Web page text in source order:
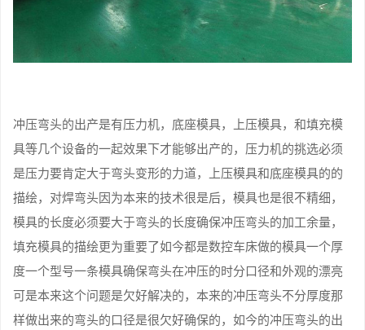
冲压弯头的出产是有压力机，底座模具，上压模具，和填充模
具等几个设备的一起效果下才能够出产的，压力机的挑选必须
是压力要肯定大于弯头变形的力道，上压模具和底座模具的的
描绘，对焊弯头因为本来的技术很是后，模具也是很不精细，
模具的长度必须要大于弯头的长度确保冲压弯头的加工余量，
填充模具的描绘更为重要了如今都是数控车床做的模具一个厚
度一个型号一条模具确保弯头在冲压的时分口径和外观的漂亮
可是本来这个问题是欠好解决的，本来的冲压弯头不分厚度那
样做出来的弯头的口径是很欠好确保的，如今的冲压弯头的出